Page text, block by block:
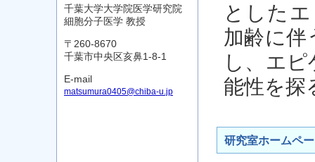
千葉大学大学院医学研究院
細胞分子医学 教授
〒260-8670
千葉市中央区亥鼻1-8-1
E-mail
matsumura0405@chiba-u.jp
とした
加齢に伴
し、エ
能性を探
研究室ホームペ